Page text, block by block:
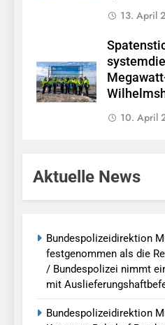
13. April
10. April
Aktuelle News
Bundespolizeidirektion
festgenommen als die
/ Bundespolizei nimmt
mit
Bundespolizeidirektion